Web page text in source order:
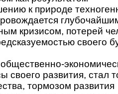
к природе
кризисом, потерей
своего
развития, стал
тормозом развития